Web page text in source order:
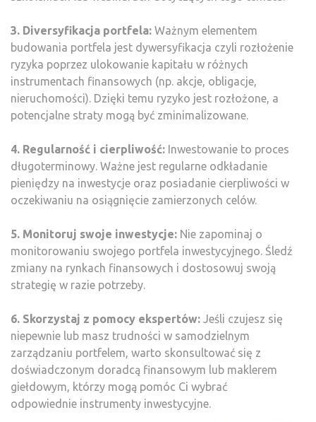
3. Diversyfikacja portfela: Ważnym elementem
budowania portfela jest dywersyfikacja czyli rozłożenie
ryzyka poprzez ulokowanie kapitału w różnych
instrumentach finansowych (np. akcje, obligacje,
nieruchomości). Dzięki temu ryzyko jest rozłożone, a
potencjalne straty mogą być zminimalizowane.
4. Regularność i cierpliwość: Inwestowanie to proces
długoterminowy. Ważne jest regularne odkładanie
pieniędzy na inwestycje oraz posiadanie cierpliwości w
oczekiwaniu na osiągnięcie zamierzonych celów.
5. Monitoruj swoje inwestycje: Nie zapominaj o
monitorowaniu swojego portfela inwestycyjnego. Śledź
zmiany na rynkach finansowych i dostosowuj swoją
strategię w razie potrzeby.
6. Skorzystaj z pomocy ekspertów: Jeśli czujesz się
niepewnie lub masz trudności w samodzielnym
zarządzaniu portfelem, warto skonsultować się z
doświadczonym doradcą finansowym lub maklerem
giełdowym, którzy mogą pomóc Ci wybrać
odpowiednie instrumenty inwestycyjne.